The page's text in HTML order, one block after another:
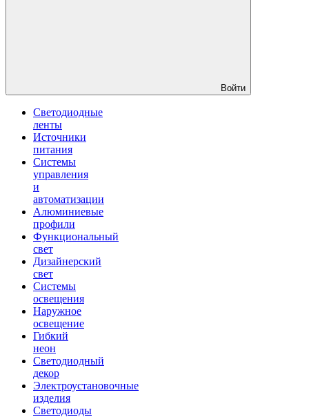
Войти
Светодиодные
ленты
Источники
питания
Системы
управления
и
автоматизации
Алюминиевые
профили
Функциональный
свет
Дизайнерский
свет
Системы
освещения
Наружное
освещение
Гибкий
неон
Светодиодный
декор
Электроустановочные
изделия
Светодиоды